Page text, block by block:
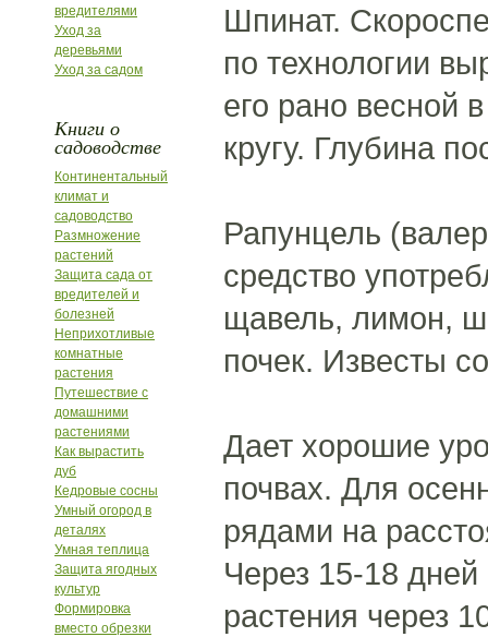
вредителями
Уход за
деревьями
Уход за садом
Книги о
садоводстве
Континентальный
климат и
садоводство
Размножение
растений
Защита сада от
вредителей и
болезней
Неприхотливые
комнатные
растения
Путешествие с
домашними
растениями
Как вырастить
дуб
Кедровые сосны
Умный огород в
деталях
Умная теплица
Защита ягодных
культур
Формировка
вместо обрезки
Шпинат.
по технологии
его рано весной
кругу. Глубина
Рапунцель
средство
щавель, лимон,
почек. Известы
Дает хорошие
почвах. Для
рядами на
Через 15-18
растения через